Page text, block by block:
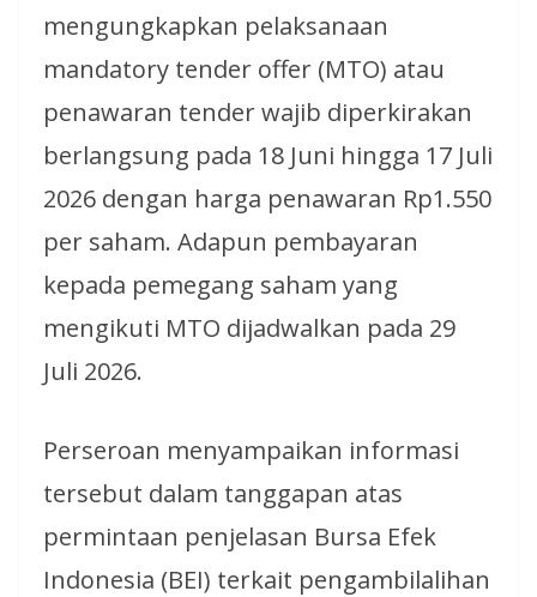
mengungkapkan pelaksanaan
mandatory tender offer (MTO) atau
penawaran tender wajib diperkirakan
berlangsung pada 18 Juni hingga 17 Juli
2026 dengan harga penawaran Rp1.550
per saham. Adapun pembayaran
kepada pemegang saham yang
mengikuti MTO dijadwalkan pada 29
Juli 2026.
Perseroan menyampaikan informasi
tersebut dalam tanggapan atas
permintaan penjelasan Bursa Efek
Indonesia (BEI) terkait pengambilalihan